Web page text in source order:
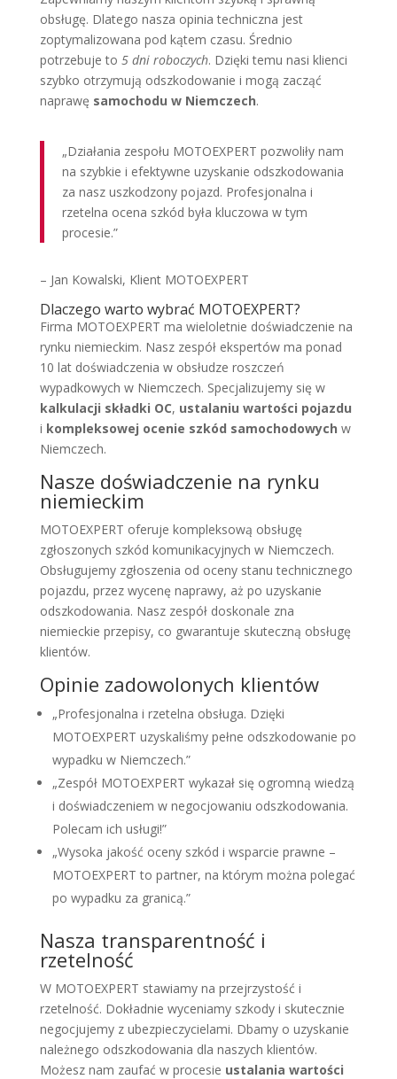
obsługę. Dlatego nasza opinia techniczna jest
zoptymalizowana pod kątem czasu. Średnio
potrzebuje to 5 dni roboczych. Dzięki temu nasi klienci
szybko otrzymują odszkodowanie i mogą zacząć
naprawę samochodu w Niemczech.
„Działania zespołu MOTOEXPERT pozwoliły nam
na szybkie i efektywne uzyskanie odszkodowania
za nasz uszkodzony pojazd. Profesjonalna i
rzetelna ocena szkód była kluczowa w tym
procesie.”
– Jan Kowalski, Klient MOTOEXPERT
Dlaczego warto wybrać MOTOEXPERT?
Firma MOTOEXPERT ma wieloletnie doświadczenie na
rynku niemieckim. Nasz zespół ekspertów ma ponad
10 lat doświadczenia w obsłudze roszczeń
wypadkowych w Niemczech. Specjalizujemy się w
kalkulacji składki OC, ustalaniu wartości pojazdu
i kompleksowej ocenie szkód samochodowych w
Niemczech.
Nasze doświadczenie na rynku
niemieckim
MOTOEXPERT oferuje kompleksową obsługę
zgłoszonych szkód komunikacyjnych w Niemczech.
Obsługujemy zgłoszenia od oceny stanu technicznego
pojazdu, przez wycenę naprawy, aż po uzyskanie
odszkodowania. Nasz zespół doskonale zna
niemieckie przepisy, co gwarantuje skuteczną obsługę
klientów.
Opinie zadowolonych klientów
„Profesjonalna i rzetelna obsługa. Dzięki
MOTOEXPERT uzyskaliśmy pełne odszkodowanie po
wypadku w Niemczech.”
„Zespół MOTOEXPERT wykazał się ogromną wiedzą
i doświadczeniem w negocjowaniu odszkodowania.
Polecam ich usługi!”
„Wysoka jakość oceny szkód i wsparcie prawne –
MOTOEXPERT to partner, na którym można polegać
po wypadku za granicą.”
Nasza transparentność i
rzetelność
W MOTOEXPERT stawiamy na przejrzystość i
rzetelność. Dokładnie wyceniamy szkody i skutecznie
negocjujemy z ubezpieczycielami. Dbamy o uzyskanie
należnego odszkodowania dla naszych klientów.
Możesz nam zaufać w procesie ustalania wartości